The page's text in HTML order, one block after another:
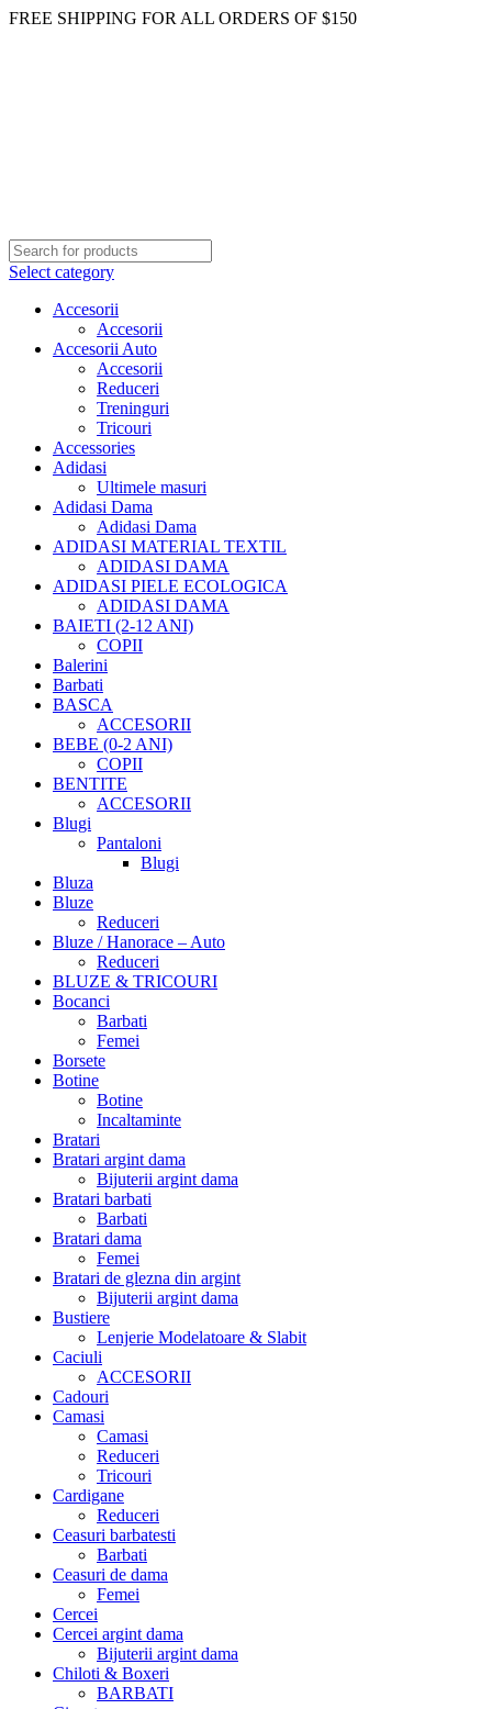
FREE SHIPPING FOR ALL ORDERS OF $150
Select category
Accesorii
Accesorii
Accesorii Auto
Accesorii
Reduceri
Treninguri
Tricouri
Accessories
Adidasi
Ultimele masuri
Adidasi Dama
Adidasi Dama
ADIDASI MATERIAL TEXTIL
ADIDASI DAMA
ADIDASI PIELE ECOLOGICA
ADIDASI DAMA
BAIETI (2-12 ANI)
COPII
Balerini
Barbati
BASCA
ACCESORII
BEBE (0-2 ANI)
COPII
BENTITE
ACCESORII
Blugi
Pantaloni
Blugi
Bluza
Bluze
Reduceri
Bluze / Hanorace – Auto
Reduceri
BLUZE & TRICOURI
Bocanci
Barbati
Femei
Borsete
Botine
Botine
Incaltaminte
Bratari
Bratari argint dama
Bijuterii argint dama
Bratari barbati
Barbati
Bratari dama
Femei
Bratari de glezna din argint
Bijuterii argint dama
Bustiere
Lenjerie Modelatoare & Slabit
Caciuli
ACCESORII
Cadouri
Camasi
Camasi
Reduceri
Tricouri
Cardigane
Reduceri
Ceasuri barbatesti
Barbati
Ceasuri de dama
Femei
Cercei
Cercei argint dama
Bijuterii argint dama
Chiloti & Boxeri
BARBATI